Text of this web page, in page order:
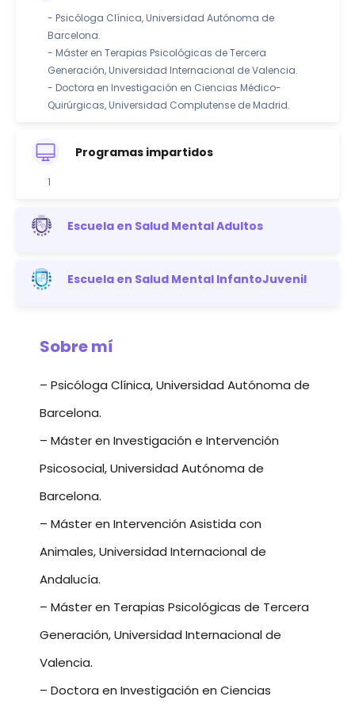
- Psicóloga Clínica, Universidad Autónoma de
Barcelona.
- Máster en Terapias Psicológicas de Tercera
Generación, Universidad Internacional de Valencia.
- Doctora en Investigación en Ciencias Médico-
Quirúrgicas, Universidad Complutense de Madrid.
Programas impartidos
1
Escuela en Salud Mental Adultos
Escuela en Salud Mental InfantoJuvenil
Sobre mí
– Psicóloga Clínica, Universidad Autónoma de
Barcelona.
– Máster en Investigación e Intervención
Psicosocial, Universidad Autónoma de
Barcelona.
– Máster en Intervención Asistida con
Animales, Universidad Internacional de
Andalucía.
– Máster en Terapias Psicológicas de Tercera
Generación, Universidad Internacional de
Valencia.
– Doctora en Investigación en Ciencias